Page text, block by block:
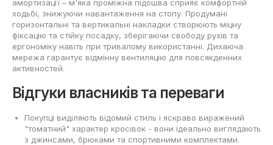
амортизації – м'яка проміжна підошва сприяє комфортній
ходьбі, знижуючи навантаження на стопу. Продумані
горизонтальні та вертикальні накладки створюють міцну
фіксацію та стійку посадку, зберігаючи свободу рухів та
ергономіку навіть при тривалому використанні. Дихаюча
мережа гарантує відмінну вентиляцію для повсякденних
активностей.
Відгуки власників та переваги
Покупці виділяють відомий стиль і яскраво виражений
"томатний" характер кросівок - вони ідеально виглядають
з джинсами, брюками та спортивними комплектами.